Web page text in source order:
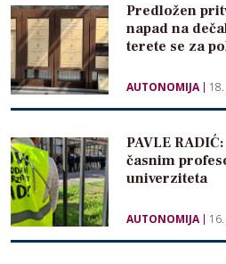
Predložen
napad na
terete se za
AUTONOMIJA
PAVLE
časnim
univerziteta
AUTONOMIJA